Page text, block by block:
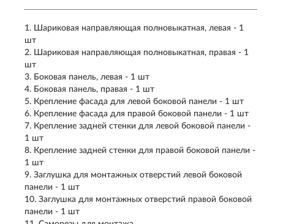
Шариковая направляющая полновыкатная, левая - 1
шт
Шариковая направляющая полновыкатная, правая - 1
шт
Боковая панель, левая - 1 шт
Боковая панель, правая - 1 шт
Крепление фасада для левой боковой панели - 1 шт
Крепление фасада для правой боковой панели - 1 шт
Крепление задней стенки для левой боковой панели -
1 шт
Крепление задней стенки для правой боковой панели -
1 шт
Заглушка для монтажных отверстий левой боковой
панели - 1 шт
Заглушка для монтажных отверстий правой боковой
панели - 1 шт